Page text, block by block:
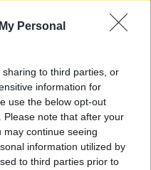
Personal
to third parties, or
information for
use the below opt-out
note that after your
continue seeing
information utilized by
to third parties prior to